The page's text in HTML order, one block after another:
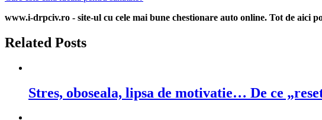
în
articole
www.i-drpciv.ro - site-ul cu cele mai bune chestionare auto online. Tot de
Related Posts
Stres, oboseala, lipsa de motivatie… De ce